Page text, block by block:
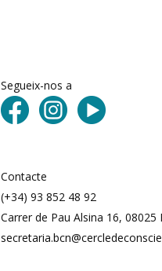
Segueix-nos a
Contacte
(+34) 93 852 48 92
Carrer de Pau Alsina 16, 08025